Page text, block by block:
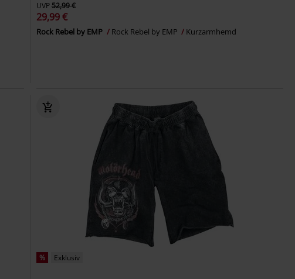
UVP52,99 €
29,99 €
Rock Rebel by EMP Rock Rebel by EMP Kurzarmhemd
% Exklusiv